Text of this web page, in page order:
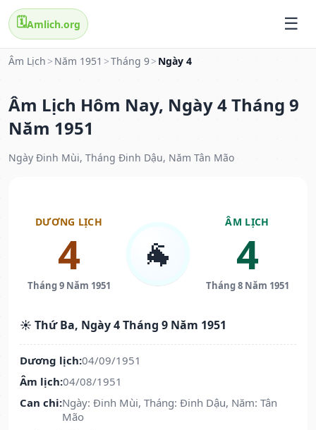
🗓️Amlich.org
Âm Lịch > Năm 1951 >Tháng 9> Ngày 4
Âm Lịch Hôm Nay, Ngày 4 Tháng 9
Năm 1951
Ngày Đinh Mùi, Tháng Đinh Dậu, Năm Tân Mão
DƯƠNG LỊCH
4
Tháng 9 Năm 1951
🐐
ÂM LỊCH
4
Tháng 8 Năm 1951
☀️ Thứ Ba, Ngày 4 Tháng 9 Năm 1951
Dương lịch:04/09/1951
Âm lịch:04/08/1951
Can chi:Ngày: Đinh Mùi, Tháng: Đinh Dậu, Năm: Tân
Mão